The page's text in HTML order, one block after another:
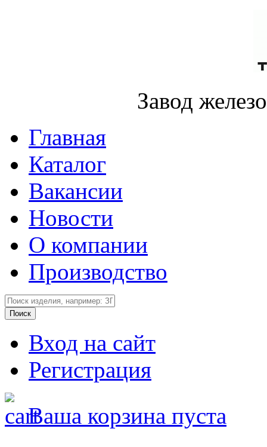
Завод
Главная
Каталог
Вакансии
Новости
О компании
Производство
Вход на сайт
Регистрация
Ваша корзина пуста